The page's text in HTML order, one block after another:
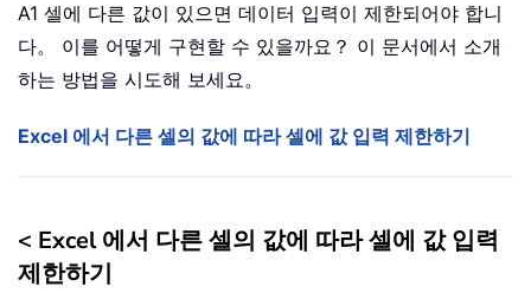
A1 셀에 다른 값이 있으면 데이터 입력이 제한되어야 합니
다。 이를 어떻게 구현할 수 있을까요？ 이 문서에서 소개
하는 방법을 시도해 보세요。
Excel 에서 다른 셀의 값에 따라 셀에 값 입력 제한하기
< Excel 에서 다른 셀의 값에 따라 셀에 값 입력
제한하기